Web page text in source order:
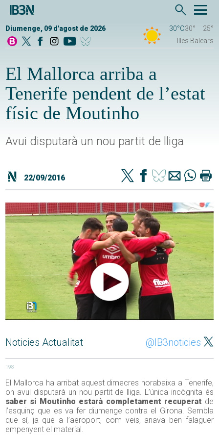
Diumenge, 09 d'agost de 2026 30°C30°
25°
Illes Balears
El Mallorca arriba a
Tenerife pendent de l’estat
físic de Moutinho
Avui disputarà un nou partit de lliga
22/09/2016
Noticies Actualitat @IB3noticies
198
El Mallorca ha arribat aquest dimecres horabaixa a Tenerife,
on avui disputarà un nou partit de lliga. L’única incògnita és
saber si Moutinho estarà completament recuperat de
l’esquinç que es va fer diumenge contra el Girona. Sembla
que sí, ja que a l’aeroport, com veis, anava ben falaguer
empenyent el material.